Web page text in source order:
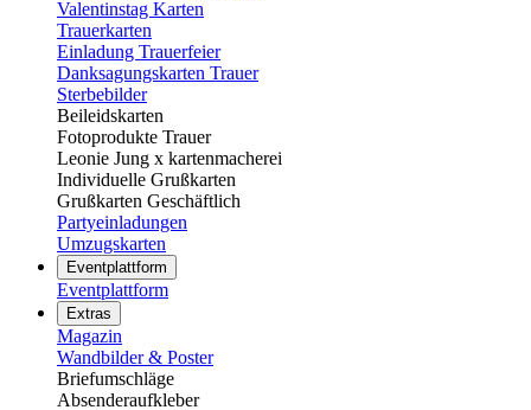
Valentinstag Karten
Trauerkarten
Einladung Trauerfeier
Danksagungskarten Trauer
Sterbebilder
Beileidskarten
Fotoprodukte Trauer
Leonie Jung x kartenmacherei
Individuelle Grußkarten
Grußkarten Geschäftlich
Partyeinladungen
Umzugskarten
Eventplattform
Eventplattform
Extras
Magazin
Wandbilder & Poster
Briefumschläge
Absenderaufkleber